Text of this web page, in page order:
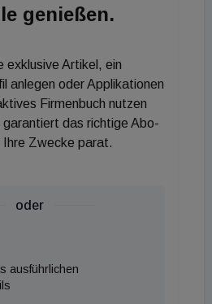
uns derzeit im aktiven
genießen.
exklusive Artikel, ein
anlegen oder Applikationen
Firmenbuch nutzen
garantiert das richtige Abo-
Ihre Zwecke parat.
oder
ausführlichen